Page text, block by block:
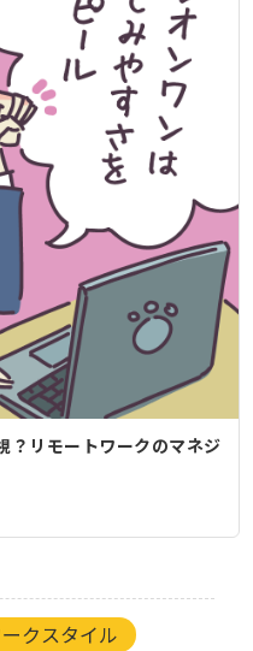
？リモートワークのマネジ
クスタイル